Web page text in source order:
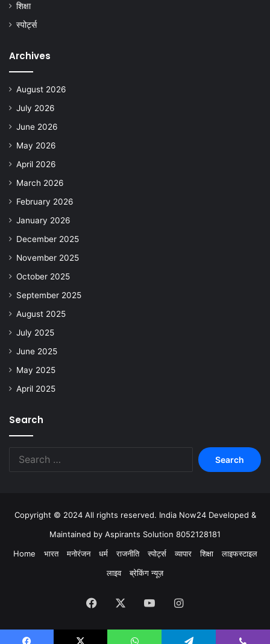
शिक्षा
स्पोर्ट्स
Archives
August 2026
July 2026
June 2026
May 2026
April 2026
March 2026
February 2026
January 2026
December 2025
November 2025
October 2025
September 2025
August 2025
July 2025
June 2025
May 2025
April 2025
Search
Copyright © 2024 All rights reserved. India Now24 Developed &
Maintained by Aspirants Solution 8052128181
Home
भारत मनोरंजन धर्म राजनीति स्पोर्ट्स व्यापार शिक्षा
लाइफस्टाइल
लाइव
ब्रेकिंग न्यूज़